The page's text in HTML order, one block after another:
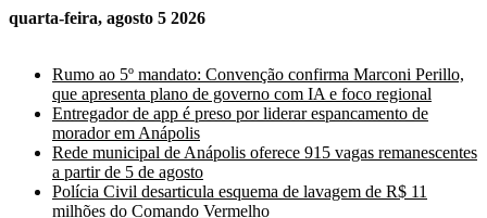
quarta-feira, agosto 5 2026
Rumo ao 5º mandato: Convenção confirma Marconi Perillo,
que apresenta plano de governo com IA e foco regional
Entregador de app é preso por liderar espancamento de
morador em Anápolis
Rede municipal de Anápolis oferece 915 vagas remanescentes
a partir de 5 de agosto
Polícia Civil desarticula esquema de lavagem de R$ 11
milhões do Comando Vermelho